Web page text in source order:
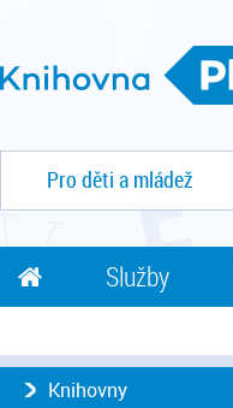
Pro děti a mládež
Služby
Knihovny